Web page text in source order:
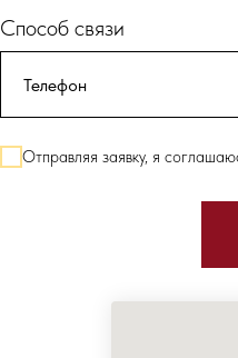
Способ связи
Отправляя заявку, я